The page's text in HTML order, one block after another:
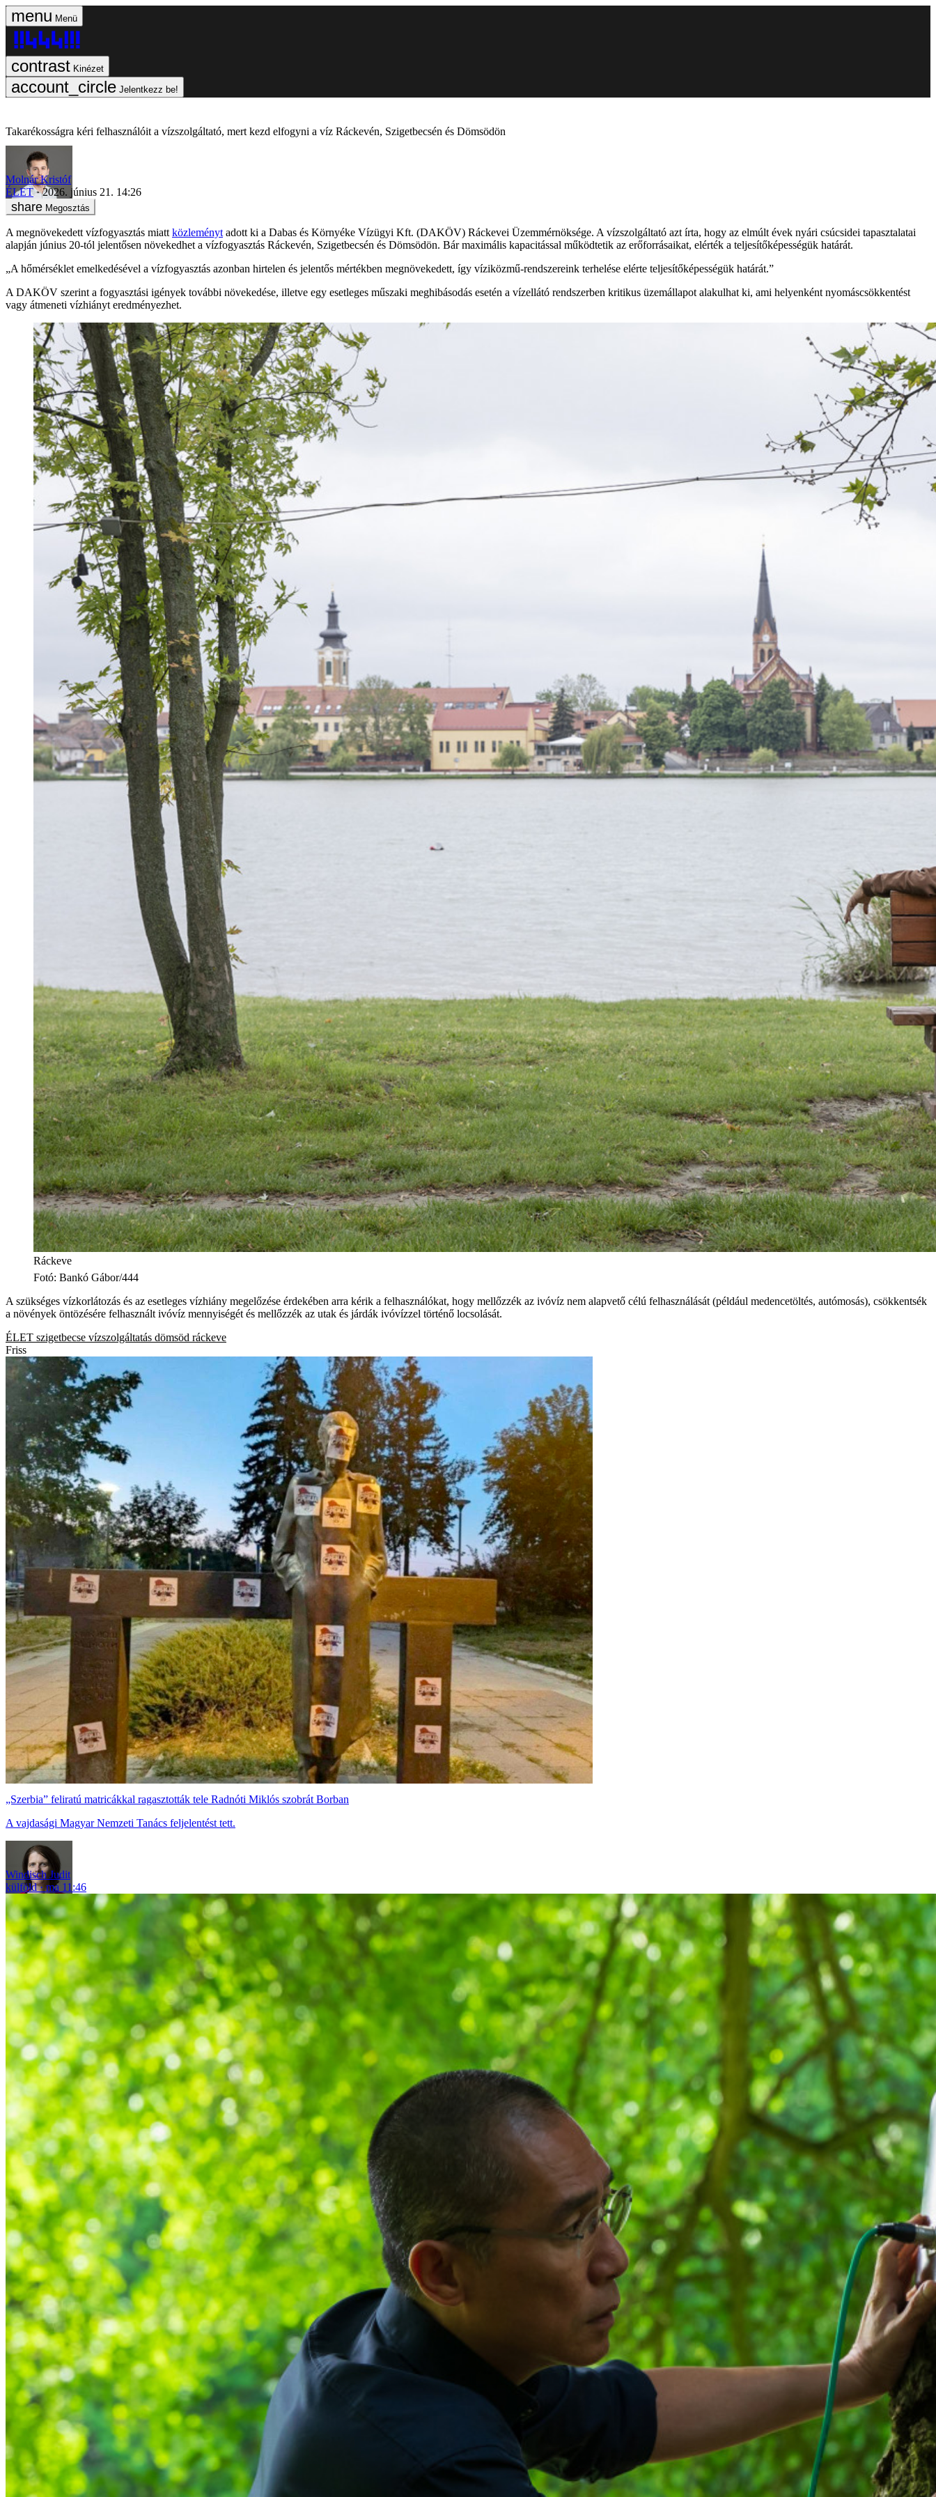
Menü
Kinézet
Jelentkezz be!
Takarékosságra kéri felhasználóit a vízszolgáltató, mert kezd elfogyni a víz Ráckevén, Szigetbecsén és Dömsödön
Molnár Kristóf
ÉLET
2026. június 21. 14:26
Megosztás
A megnövekedett vízfogyasztás miatt közleményt adott ki a Dabas és Környéke Vízügyi Kft. (DAKÖV) Ráckevei Üzemmérnöksége. A vízszolgáltató azt írta, hogy az elmúlt évek nyári csúcsidei tapasztalatai
alapján június 20-tól jelentősen növekedhet a vízfogyasztás Ráckevén, Szigetbecsén és Dömsödön. Bár maximális kapacitással működtetik az erőforrásaikat, elérték a teljesítőképességük határát.
„A hőmérséklet emelkedésével a vízfogyasztás azonban hirtelen és jelentős mértékben megnövekedett, így víziközmű-rendszereink terhelése elérte teljesítőképességük határát.”
A DAKÖV szerint a fogyasztási igények további növekedése, illetve egy esetleges műszaki meghibásodás esetén a vízellátó rendszerben kritikus üzemállapot alakulhat ki, ami helyenként nyomáscsökkentést
vagy átmeneti vízhiányt eredményezhet.
Ráckeve
Fotó: Bankó Gábor/444
A szükséges vízkorlátozás és az esetleges vízhiány megelőzése érdekében arra kérik a felhasználókat, hogy mellőzzék az ivóvíz nem alapvető célú felhasználását (például medencetöltés, autómosás), csökkentsék
a növények öntözésére felhasznált ivóvíz mennyiségét és mellőzzék az utak és járdák ivóvízzel történő locsolását.
ÉLET szigetbecse vízszolgáltatás dömsöd ráckeve
Friss
„Szerbia” feliratú matricákkal ragasztották tele Radnóti Miklós szobrát Borban
A vajdasági Magyar Nemzeti Tanács feljelentést tett.
Windisch Judit
külföld
ma 11:46